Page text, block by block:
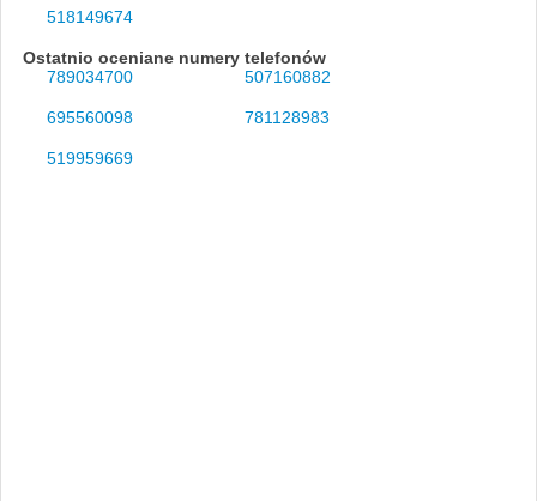
518149674
Ostatnio oceniane numery telefonów
789034700
507160882
695560098 781128983
519959669